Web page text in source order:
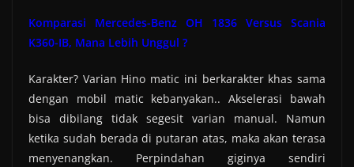
Komparasi Mercedes-Benz OH 1836 Versus Scania
K360-IB, Mana Lebih Unggul ?
Karakter? Varian Hino matic ini berkarakter khas sama
dengan mobil matic kebanyakan.. Akselerasi bawah
bisa dibilang tidak segesit varian manual. Namun
ketika sudah berada di putaran atas, maka akan terasa
menyenangkan. Perpindahan giginya sendiri